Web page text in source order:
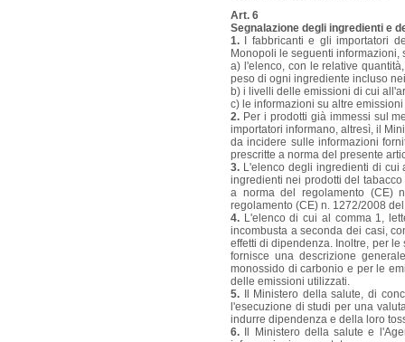
Art. 6
Segnalazione degli ingredienti e
1. I fabbricanti e gli importatori
Monopoli le seguenti informazioni,
a) l'elenco, con le relative
peso di ogni ingrediente incluso
b) i livelli delle emissioni di cui
c) le informazioni su altre
2. Per i prodotti già immessi sul
importatori informano, altresì, il
da incidere sulle informazioni
prescritte a norma del presente
3. L'elenco degli ingredienti di
ingredienti nei prodotti del
a norma del regolamento (CE)
regolamento (CE) n. 1272/2008
4. L'elenco di cui al comma 1,
incombusta a seconda dei casi,
effetti di dipendenza. Inoltre, per
fornisce una descrizione
monossido di carbonio e per le
delle emissioni utilizzati.
5. Il Ministero della salute, di
l'esecuzione di studi per una
indurre dipendenza e della loro
6. Il Ministero della salute e